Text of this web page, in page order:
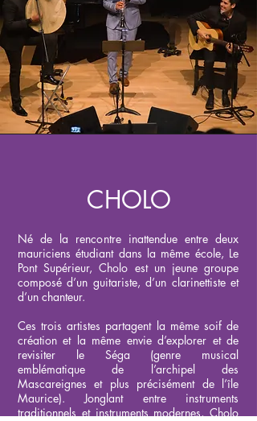
CHOLO
Né de la rencontre inattendue entre deux
mauriciens étudiant dans la même école, Le
Pont Supérieur, Cholo est un jeune groupe
composé d’un guitariste, d’un clarinettiste et
d’un chanteur.
Ces trois artistes partagent la même soif de
création et la même envie d’explorer et de
revisiter le Séga (genre musical
emblématique de l’archipel des
Mascareignes et plus précisément de l’île
Maurice). Jonglant entre instruments
traditionnels et instruments modernes, Cholo